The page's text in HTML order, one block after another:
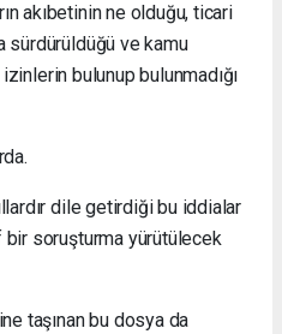
akıbetinin ne olduğu, ticari
sürdürüldüğü ve kamu
izinlerin bulunup bulunmadığı
dile getirdiği bu iddialar
bir soruşturma yürütülecek
taşınan bu dosya da